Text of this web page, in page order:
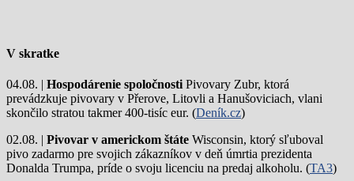
V skratke
04.08. | Hospodárenie spoločnosti Pivovary Zubr, ktorá
prevádzkuje pivovary v Přerove, Litovli a Hanušoviciach, vlani
skončilo stratou takmer 400-tisíc eur. (Deník.cz)
02.08. | Pivovar v americkom štáte Wisconsin, ktorý sľuboval
pivo zadarmo pre svojich zákazníkov v deň úmrtia prezidenta
Donalda Trumpa, príde o svoju licenciu na predaj alkoholu. (TA3)